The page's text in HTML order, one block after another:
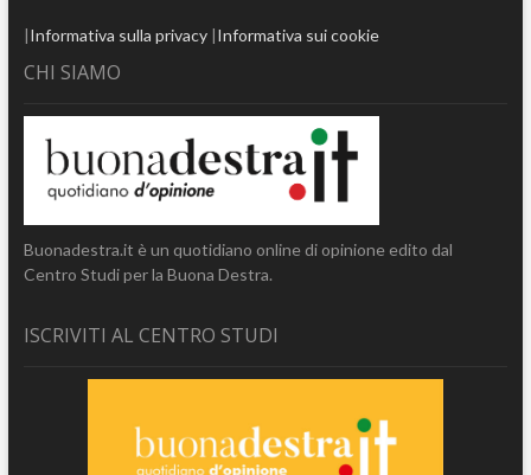
|Informativa sulla privacy|Informativa sui cookie
CHI SIAMO
Buonadestra.it è un quotidiano online di opinione edito dal
Centro Studi per la Buona Destra.
ISCRIVITI AL CENTRO STUDI